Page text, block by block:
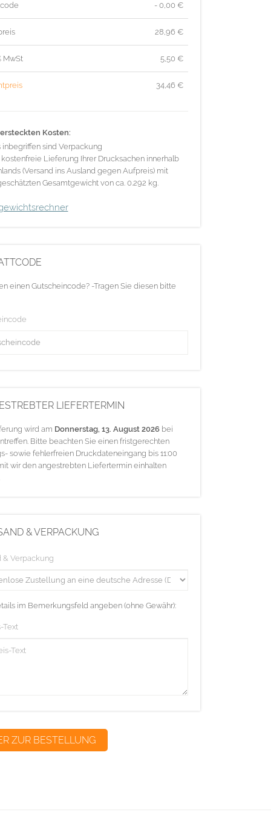
- 0,00 €
28,96 €
MwSt 5,50 €
34,46 €
Kosten:
inbegriffen sind Verpackung
Lieferung Ihrer Drucksachen innerhalb
(Versand ins Ausland gegen Aufpreis) mit
Gesamtgewicht von ca. 0.292 kg.
einen Gutscheincode? -Tragen Sie diesen bitte
LIEFERTERMIN
wird am Donnerstag, 13. August 2026bei
Bitte beachten Sie einen fristgerechten
sowie fehlerfreien Druckdateneingang bis 11:00
wir den angestrebten Liefertermin einhalten
& VERPACKUNG
& Verpackung
im Bemerkungsfeld angeben (ohne Gewähr):
Text